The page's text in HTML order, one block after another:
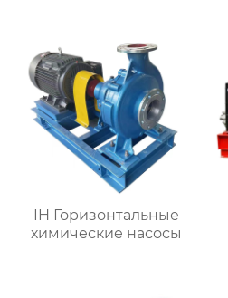
IH Горизонтальные
химические насосы